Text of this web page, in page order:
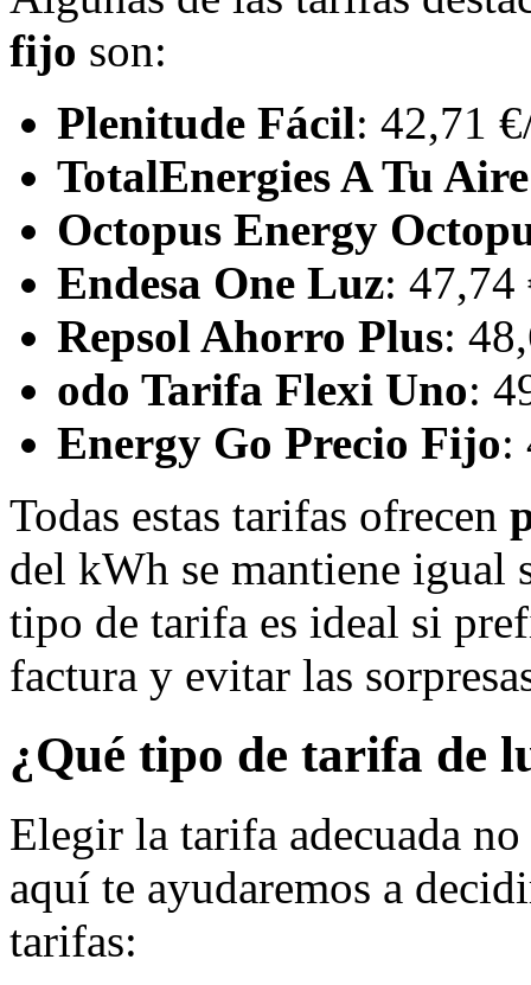
fijo son:
Plenitude Fácil: 42,71
TotalEnergies A Tu
Octopus Energy
Endesa One Luz: 47,74
Repsol Ahorro Plus:
odo Tarifa Flexi Uno:
Energy Go Precio Fijo:
Todas estas tarifas ofrecen
del kWh se mantiene igual
tipo de tarifa es ideal si
factura y evitar las
¿Qué tipo de tarifa de
Elegir la tarifa adecuada
aquí te ayudaremos a
tarifas: